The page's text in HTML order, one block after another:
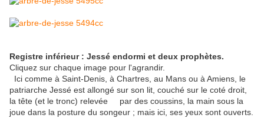
Registre inférieur : Jessé endormi et deux prophètes.
Cliquez sur chaque image pour l'agrandir.
Ici comme à Saint-Denis, à Chartres, au Mans ou à Amiens, le
patriarche Jessé est allongé sur son lit, couché sur le coté droit,
la tête (et le tronc) relevée par des coussins, la main sous la
joue dans la posture du songeur ; mais ici, ses yeux sont ouverts.